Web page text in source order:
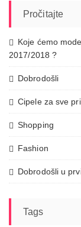
Pročitajte
Koje ćemo
2017/2018 ?
Dobrodošli
Cipele za sve
Shopping
Fashion
Dobrodošli u
Tags